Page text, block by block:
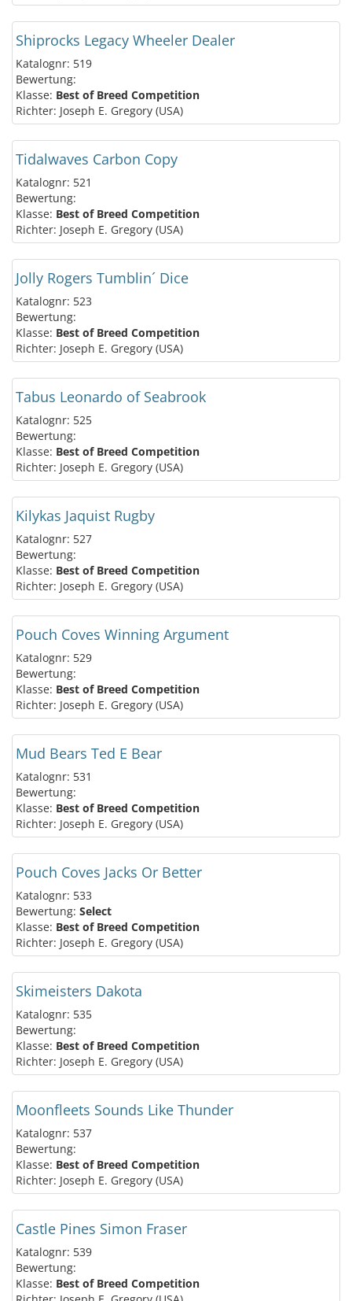
Shiprocks Legacy Wheeler Dealer
Katalognr: 519
Bewertung:
Klasse: Best of Breed Competition
Richter: Joseph E. Gregory (USA)
Tidalwaves Carbon Copy
Katalognr: 521
Bewertung:
Klasse: Best of Breed Competition
Richter: Joseph E. Gregory (USA)
Jolly Rogers Tumblin´ Dice
Katalognr: 523
Bewertung:
Klasse: Best of Breed Competition
Richter: Joseph E. Gregory (USA)
Tabus Leonardo of Seabrook
Katalognr: 525
Bewertung:
Klasse: Best of Breed Competition
Richter: Joseph E. Gregory (USA)
Kilykas Jaquist Rugby
Katalognr: 527
Bewertung:
Klasse: Best of Breed Competition
Richter: Joseph E. Gregory (USA)
Pouch Coves Winning Argument
Katalognr: 529
Bewertung:
Klasse: Best of Breed Competition
Richter: Joseph E. Gregory (USA)
Mud Bears Ted E Bear
Katalognr: 531
Bewertung:
Klasse: Best of Breed Competition
Richter: Joseph E. Gregory (USA)
Pouch Coves Jacks Or Better
Katalognr: 533
Bewertung: Select
Klasse: Best of Breed Competition
Richter: Joseph E. Gregory (USA)
Skimeisters Dakota
Katalognr: 535
Bewertung:
Klasse: Best of Breed Competition
Richter: Joseph E. Gregory (USA)
Moonfleets Sounds Like Thunder
Katalognr: 537
Bewertung:
Klasse: Best of Breed Competition
Richter: Joseph E. Gregory (USA)
Castle Pines Simon Fraser
Katalognr: 539
Bewertung:
Klasse: Best of Breed Competition